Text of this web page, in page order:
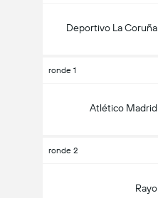
Deportivo La Coruña
ronde 1
Atlético Madrid
ronde 2
Rayo